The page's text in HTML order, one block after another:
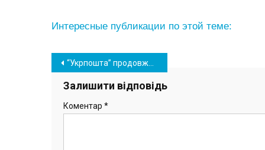
Интересные публикации по этой теме:
Навігація
записів
“Укрпошта” продовжила програму обміну ламп, доступно 7 млн світлодіодів
Залишити відповідь
Коментар *